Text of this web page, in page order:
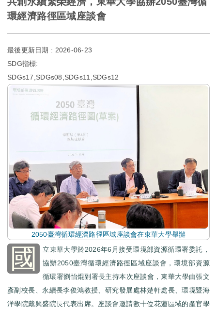
環經濟路徑區域座談會
最後更新日期 : 2026-06-23
SDG指標:
SDGs17,SDGs08,SDGs11,SDGs12
2050臺灣循環經濟路徑區域座談會在東華大學舉辦
國
立東華大學於2026年6月接受環境部資源循環署委託，
協辦2050臺灣循環經濟路徑區域座談會，環境部資源
循環署劉怡焜副署長主持本次座談會，東華大學由張文
彥副校長、永續長李俊鴻教授、研究發展處林楚軒處長、環境暨海
洋學院戴興盛院長代表出席。座談會邀請數十位花蓮區域的產官學